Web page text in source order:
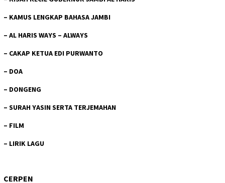
– KAMUS LENGKAP BAHASA JAMBI
– AL HARIS WAYS – ALWAYS
– CAKAP KETUA EDI PURWANTO
– DOA
– DONGENG
– SURAH YASIN SERTA TERJEMAHAN
– FILM
– LIRIK LAGU
CERPEN